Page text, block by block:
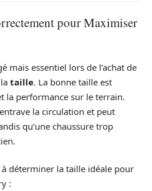
pour Maximiser
mais essentiel lors de l’achat de
taille. La bonne taille est
la performance sur le terrain.
la circulation et peut
qu’une chaussure trop
déterminer la taille idéale pour
: